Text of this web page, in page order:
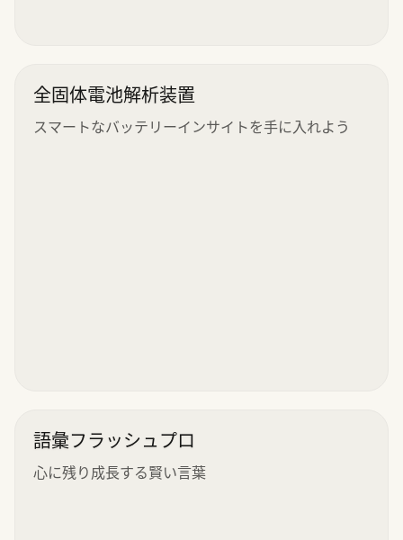
全固体電池解析装置
スマートなバッテリーインサイトを手に入れよう
語彙フラッシュプロ
心に残り成長する賢い言葉